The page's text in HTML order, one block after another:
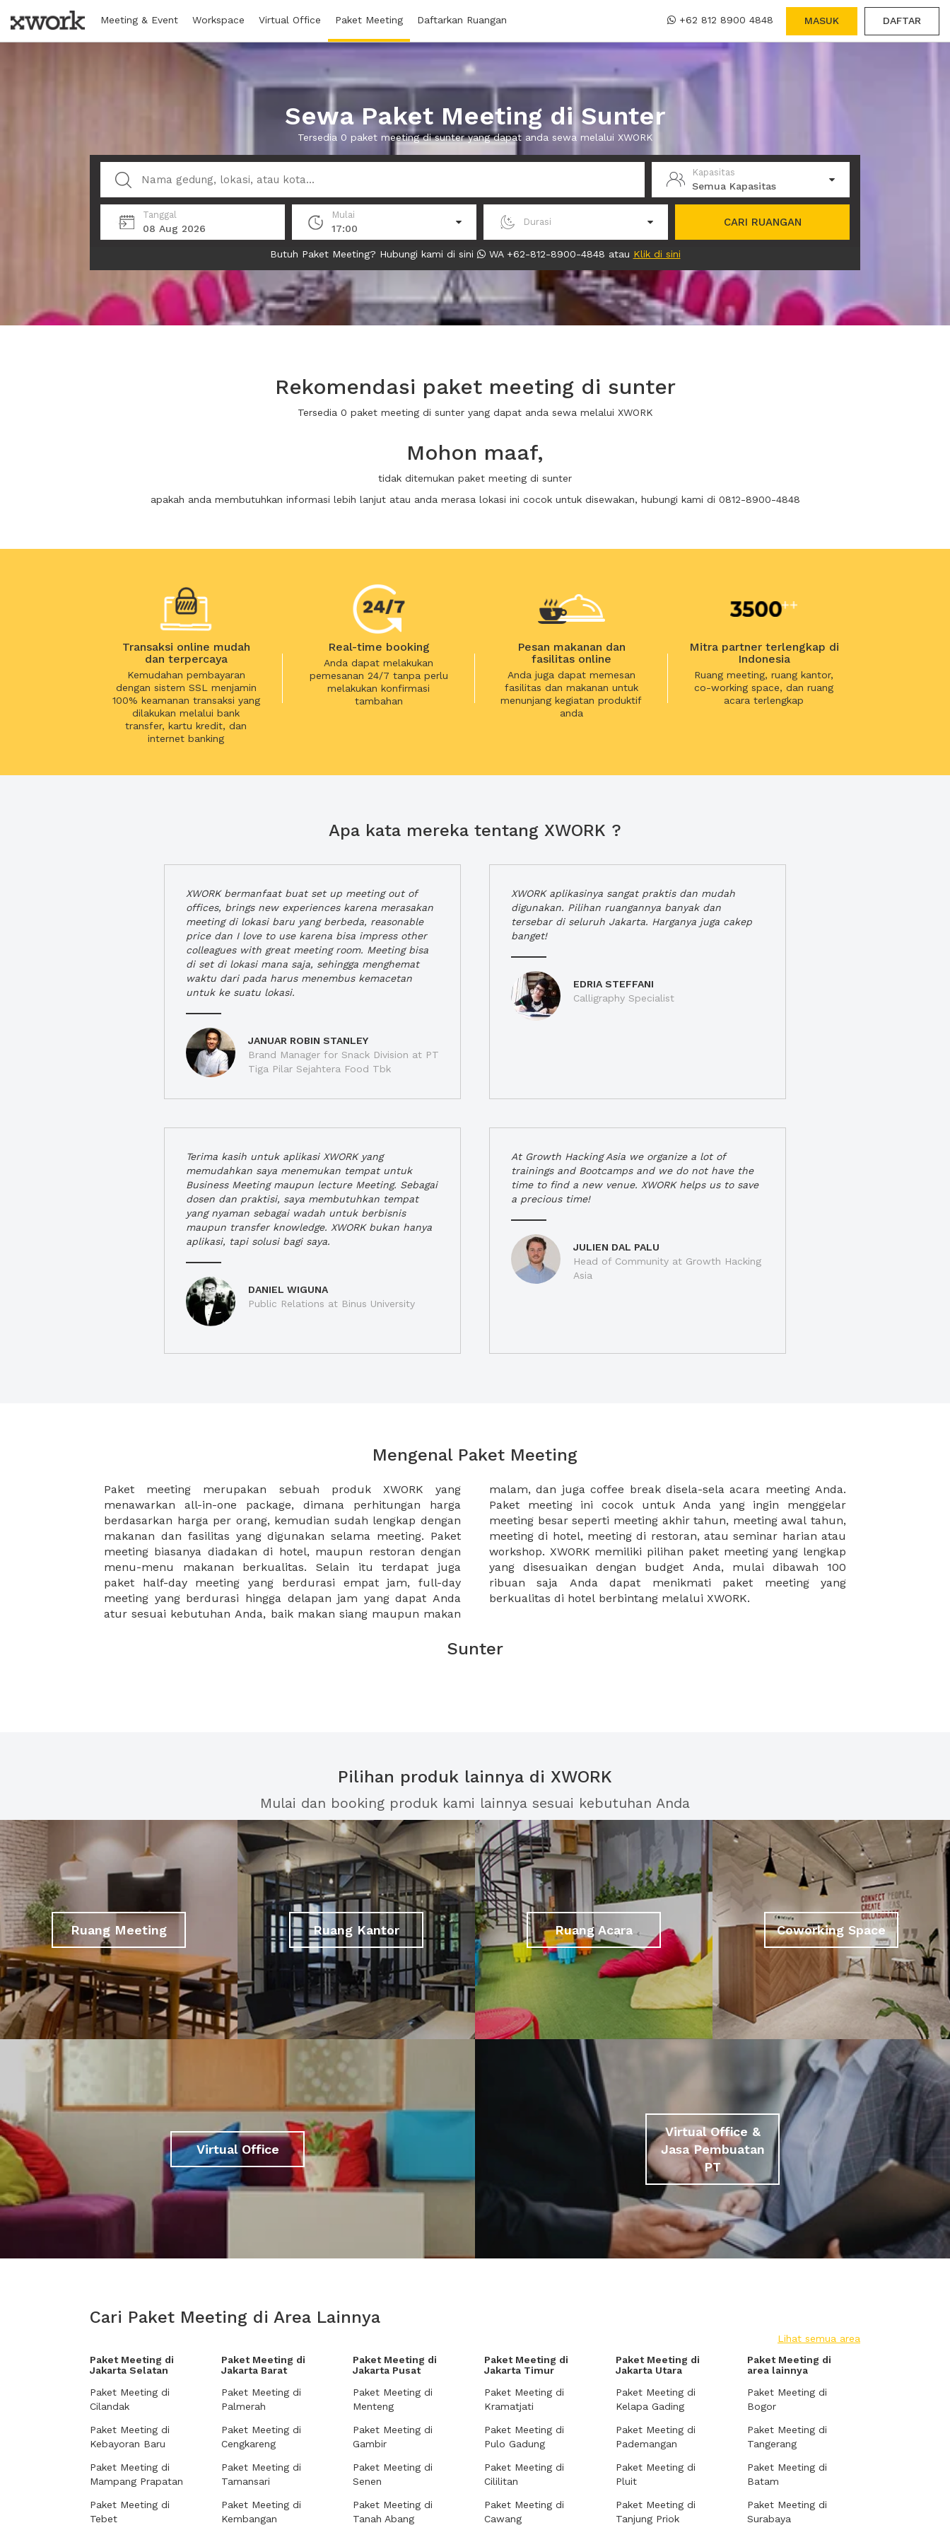
Meeting & Event Workspace Virtual Office Paket Meeting Daftarkan Ruangan +62 812 8900 4848 MASUK DAFTAR
Sewa Paket Meeting di Sunter
Tersedia 0 paket meeting di sunter yang dapat anda sewa melalui XWORK
Kapasitas
Semua Kapasitas
Tanggal
08 Aug 2026
Mulai
17:00
Durasi CARI RUANGAN
Butuh Paket Meeting? Hubungi kami di sini WA +62-812-8900-4848 atau Klik di sini
Rekomendasi paket meeting di sunter
Tersedia 0 paket meeting di sunter yang dapat anda sewa melalui XWORK
Mohon maaf,
tidak ditemukan paket meeting di sunter
apakah anda membutuhkan informasi lebih lanjut atau anda merasa lokasi ini cocok untuk disewakan, hubungi kami di 0812-8900-4848
Transaksi online mudah
dan terpercaya
Kemudahan pembayaran
dengan sistem SSL menjamin
100% keamanan transaksi yang
dilakukan melalui bank
transfer, kartu kredit, dan
internet banking
Real-time booking
Anda dapat melakukan
pemesanan 24/7 tanpa perlu
melakukan konfirmasi
tambahan
Pesan makanan dan
fasilitas online
Anda juga dapat memesan
fasilitas dan makanan untuk
menunjang kegiatan produktif
anda
Mitra partner terlengkap di
Indonesia
Ruang meeting, ruang kantor,
co-working space, dan ruang
acara terlengkap
Apa kata mereka tentang XWORK ?
XWORK bermanfaat buat set up meeting out of
offices, brings new experiences karena merasakan
meeting di lokasi baru yang berbeda, reasonable
price dan I love to use karena bisa impress other
colleagues with great meeting room. Meeting bisa
di set di lokasi mana saja, sehingga menghemat
waktu dari pada harus menembus kemacetan
untuk ke suatu lokasi.
JANUAR ROBIN STANLEY
Brand Manager for Snack Division at PT
Tiga Pilar Sejahtera Food Tbk
XWORK aplikasinya sangat praktis dan mudah
digunakan. Pilihan ruangannya banyak dan
tersebar di seluruh Jakarta. Harganya juga cakep
banget!
EDRIA STEFFANI
Calligraphy Specialist
Terima kasih untuk aplikasi XWORK yang
memudahkan saya menemukan tempat untuk
Business Meeting maupun lecture Meeting. Sebagai
dosen dan praktisi, saya membutuhkan tempat
yang nyaman sebagai wadah untuk berbisnis
maupun transfer knowledge. XWORK bukan hanya
aplikasi, tapi solusi bagi saya.
DANIEL WIGUNA
Public Relations at Binus University
At Growth Hacking Asia we organize a lot of
trainings and Bootcamps and we do not have the
time to find a new venue. XWORK helps us to save
a precious time!
JULIEN DAL PALU
Head of Community at Growth Hacking
Asia
Mengenal Paket Meeting
Paket meeting merupakan sebuah produk XWORK yang
menawarkan all-in-one package, dimana perhitungan harga
berdasarkan harga per orang, kemudian sudah lengkap dengan
makanan dan fasilitas yang digunakan selama meeting. Paket
meeting biasanya diadakan di hotel, maupun restoran dengan
menu-menu makanan berkualitas. Selain itu terdapat juga
paket half-day meeting yang berdurasi empat jam, full-day
meeting yang berdurasi hingga delapan jam yang dapat Anda
atur sesuai kebutuhan Anda, baik makan siang maupun makan
malam, dan juga coffee break disela-sela acara meeting Anda.
Paket meeting ini cocok untuk Anda yang ingin menggelar
meeting besar seperti meeting akhir tahun, meeting awal tahun,
meeting di hotel, meeting di restoran, atau seminar harian atau
workshop. XWORK memiliki pilihan paket meeting yang lengkap
yang disesuaikan dengan budget Anda, mulai dibawah 100
ribuan saja Anda dapat menikmati paket meeting yang
berkualitas di hotel berbintang melalui XWORK.
Sunter
Pilihan produk lainnya di XWORK
Mulai dan booking produk kami lainnya sesuai kebutuhan Anda
Ruang Meeting Ruang Kantor Ruang Acara Coworking Space
Virtual Office
Virtual Office &
Jasa Pembuatan
PT
Cari Paket Meeting di Area Lainnya
Lihat semua area
Paket Meeting di
Jakarta Selatan
Paket Meeting di
Cilandak
Paket Meeting di
Kebayoran Baru
Paket Meeting di
Mampang Prapatan
Paket Meeting di
Tebet
Paket Meeting di
Jakarta Barat
Paket Meeting di
Palmerah
Paket Meeting di
Cengkareng
Paket Meeting di
Tamansari
Paket Meeting di
Kembangan
Paket Meeting di
Jakarta Pusat
Paket Meeting di
Menteng
Paket Meeting di
Gambir
Paket Meeting di
Senen
Paket Meeting di
Tanah Abang
Paket Meeting di
Jakarta Timur
Paket Meeting di
Kramatjati
Paket Meeting di
Pulo Gadung
Paket Meeting di
Cililitan
Paket Meeting di
Cawang
Paket Meeting di
Jakarta Utara
Paket Meeting di
Kelapa Gading
Paket Meeting di
Pademangan
Paket Meeting di
Pluit
Paket Meeting di
Tanjung Priok
Paket Meeting di
area lainnya
Paket Meeting di
Bogor
Paket Meeting di
Tangerang
Paket Meeting di
Batam
Paket Meeting di
Surabaya